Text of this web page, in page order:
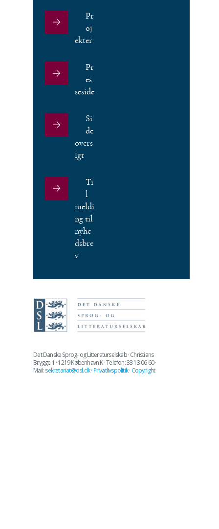
Pr
oj
ekter
Pr
es
seside
Si
de
overs
igt
Ti
l
meldi
ng til
nyhe
dsbre
v
Det Danske Sprog- og Litteraturselskab · Christians
Brygge 1 · 1219 København K · Telefon: 33 13 06 60 ·
Mail:sekretariat@dsl.dk· Privatlivspolitik· Copyright